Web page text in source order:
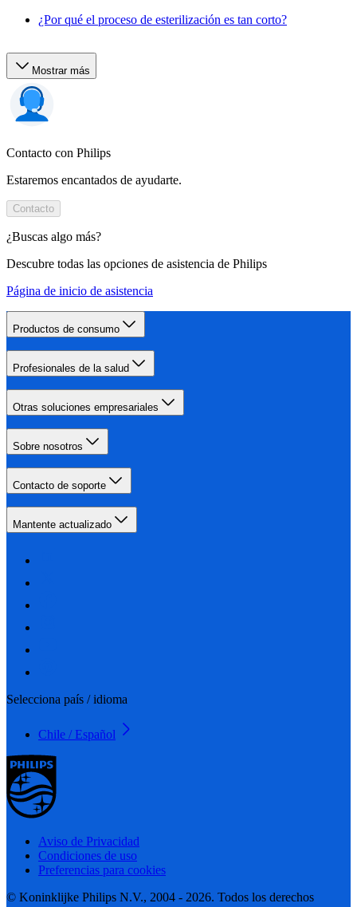
¿Por qué el proceso de esterilización es tan corto?
Mostrar más
Contacto con Philips
Estaremos encantados de ayudarte.
Contacto
¿Buscas algo más?
Descubre todas las opciones de asistencia de Philips
Página de inicio de asistencia
Productos de consumo
Profesionales de la salud
Otras soluciones empresariales
Sobre nosotros
Contacto de soporte
Mantente actualizado
Selecciona país / idioma
Chile / Español
Aviso de Privacidad
Condiciones de uso
Preferencias para cookies
© Koninklijke Philips N.V., 2004 - 2026. Todos los derechos